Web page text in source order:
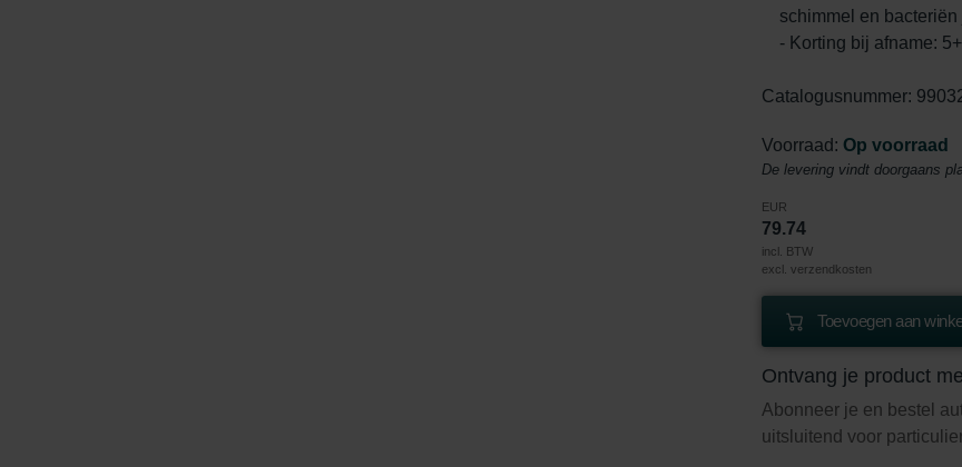
schimmel en
- Korting bij afname:
Catalogusnummer:
Voorraad: Op voorraad
De levering vindt doorgaans
EUR
79.74
incl. BTW
excl. verzendkosten
Toevoegen aan
Ontvang je product
Abonneer je en bestel
uitsluitend voor